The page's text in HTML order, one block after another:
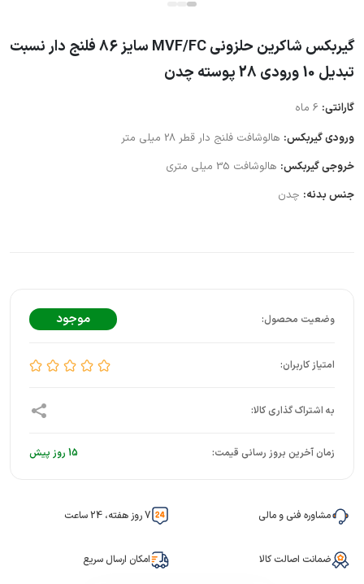
گیربکس شاکرین حلزونی MVF/FC سایز 86 فلنج دار نسبت
تبدیل 10 ورودی 28 پوسته چدن
گارانتی:
ورودی گیربکس: هالوشافت فلنج دار قطر 28 میلی متر
خروجی گیربکس: هالوشافت 35 میلی متری
جنس بدنه: چدن
موجود
زمان آخرین بروز رسانی قیمت: 15 روز پیش
مشاوره فنی و مالی 7 روز هفته، 24 ساعت
ضمانت اصالت کالا امکان ارسال سریع